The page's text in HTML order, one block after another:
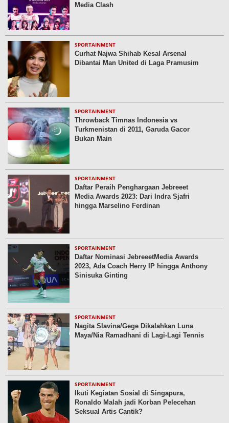
Media Clash
SPORTAINMENT
Curhat Najwa Shihab Kesal Arsenal
Dibantai Man United di Laga Pramusim
SPORTAINMENT
Throwback Timnas Indonesia vs
Turkmenistan di 2011, Garuda Gacor
Bukan Main
SPORTAINMENT
Daftar Peraih Penghargaan Jebreeet
Media Awards 2023: Dari Indra Sjafri
hingga Marselino Ferdinan
SPORTAINMENT
Daftar Nominasi JebreeetMedia Awards
2023, Ada Coach Herry IP hingga Anthony
Sinisuka Ginting
SPORTAINMENT
Nagita Slavina/Gege Dikalahkan Luna
Maya/Nia Ramadhani di Lagi-Lagi Tennis
SPORTAINMENT
Ikuti Kegiatan Sosial di Singapura,
Ronaldo Malah jadi Korban Pelecehan
Seksual Artis Cantik?